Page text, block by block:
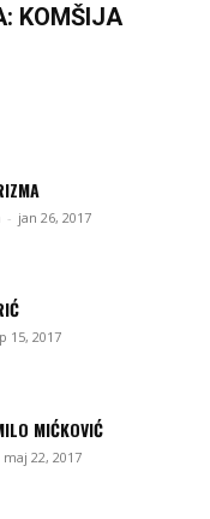
KOMŠIJA
- jan 26, 2017
15, 2017
MIĆKOVIĆ
maj 22, 2017